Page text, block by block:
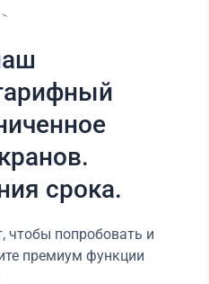
срока.
чтобы попробовать и
премиум функции